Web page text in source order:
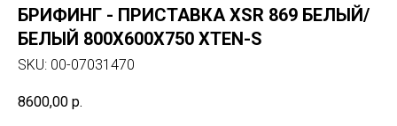
БРИФИНГ - ПРИСТАВКА XSR 869 БЕЛЫЙ/
БЕЛЫЙ 800Х600Х750 XTEN-S
SKU: 00-07031470
8600,00 р.